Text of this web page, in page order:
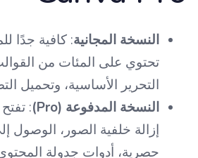
النسخة المجانية: كافية جدًا
تحتوي على المئات من
التحرير الأساسية، وتحميل
النسخة المدفوعة (Pro)
:
إزالة خلفية الصور، الوصول
حصرية، أدوات جدولة